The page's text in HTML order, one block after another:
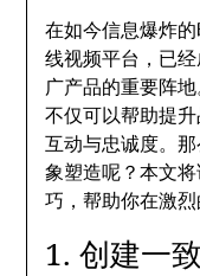
在如今信息爆炸的
线视频平台，已
广产品的重要阵地
不仅可以帮助提
互动与忠诚度。
象塑造呢？本文
巧，帮助你在激烈
1. 创建一